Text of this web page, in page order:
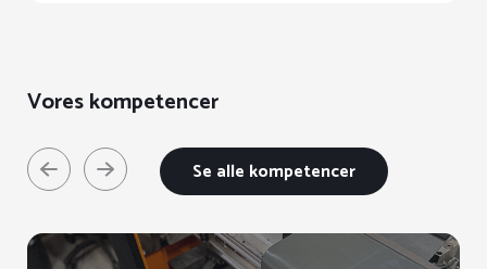
Vores kompetencer
Se alle kompetencer